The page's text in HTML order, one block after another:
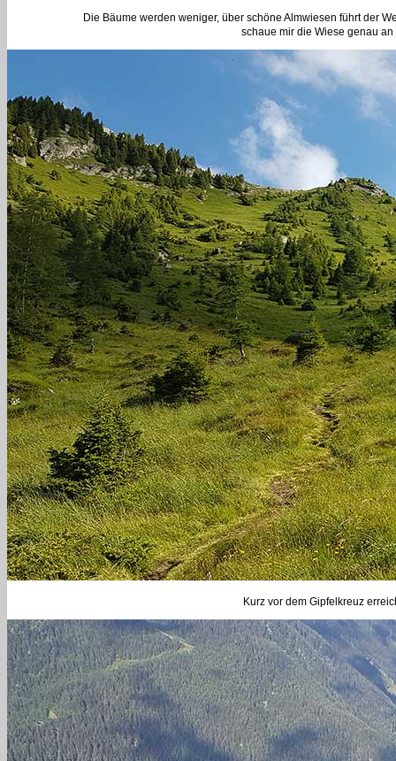
Die Bäume werden weniger, über schöne Almwiesen führt der
schaue mir die Wiese genau
Kurz vor dem Gipfelkreuz